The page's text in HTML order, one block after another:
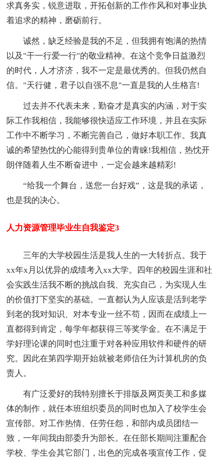
求真务实，锐意进取，开拓创新的工作作风和对事业执
着追求的精神，磨砺前行。
诚然，缺乏经验是我的不足，但我拥有饱满的热情
以及"干一行爱一行"的敬业精神。在这个竞争日益激烈
的时代，人才济济，我不一定是最优秀的。但我仍然自
信。"天行健，君子以自强不息"一直是我的人生格言!
过去并不代表未来，勤奋才是真实的内涵，对于实
际工作我相信，我能够很快适应工作环境，并且在实际
工作中不断学习，不断完善自己，做好本职工作。我真
诚的希望热忱的心能得到贵单位的青睐!我相信，热忱开
朗伴随着人生不断奋进中，一定会越来越精彩!
“给我一个舞台，送您一台好戏”，这是我的承诺，
也是我的决心。
人力资源管理毕业生自我鉴定3
三年的大学校园生活是我人生的一大转折点。我于
xx年x月以优异的成绩考入xx大学。四年的校园生涯和社
会实践生活我不断的挑战自我、充实自己，为实现人生
的价值打下坚实的基础。一直都认为人应该是活到老学
到老的我对知识、对本专业一丝不苟，因而在成绩上一
直都得到肯定，每学年都获得三等奖学金。在不满足于
学好理论课的同时也注重于对各种应用软件和硬件的研
究。因此在第四学期开始就被老师信任为计算机房的负
责人。
有广泛爱好的我特别擅长于排版及网页美工和多媒
体的制作，就任本班组织委员的同时也加入了校学生会
宣传部。对工作热情、任劳任怨，和部内成员团结一
致，一年间我由部委升为部长。在任部长期间注重配合
学校、学生会其它部门，出色的完成各项宣传工作，促